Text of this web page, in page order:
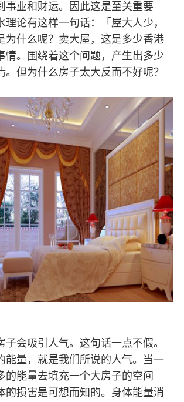
事业和财运。因此这是至关重要
理论有这样一句话：「屋大人少，
为什么呢？卖大屋，这是多少香港
情。围绕着这个问题，产生出多少
。但为什么房子太大反而不好呢？
子会吸引人气。这句话一点不假。
能量，就是我们所说的人气。当一
的能量去填充一个大房子的空间
的损害是可想而知的。身体能量消